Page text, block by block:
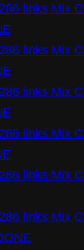
links Mix
links Mix
links Mix
links Mix
links Mix
links Mix